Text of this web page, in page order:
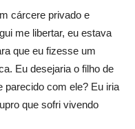
cárcere privado e
me libertar, eu estava
que eu fizesse um
Eu desejaria o filho de
parecido com ele? Eu iria
que sofri vivendo